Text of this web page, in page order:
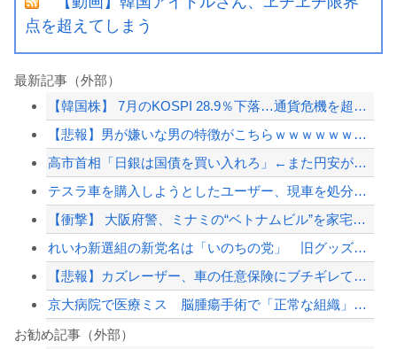
点を超えてしまう
最新記事（外部）
【韓国株】 7月のKOSPI 28.9％下落…通貨危機を超える過去最大の下げ幅
【悲報】男が嫌いな男の特徴がこちらｗｗｗｗｗｗｗｗｗｗ
高市首相「日銀は国債を買い入れろ」←また円安が進行するやん
テスラ車を購入しようとしたユーザー、現車を処分して代金を支払い、平日の納車日に予...
【衝撃】 大阪府警、ミナミの“ベトナムビル”を家宅捜索した結果・・・・・・
れいわ新選組の新党名は「いのちの党」 旧グッズ半額で販売 どうなる秘書給与疑惑
【悲報】カズレーザー、車の任意保険にブチギレてしまう！！！！！！
京大病院で医療ミス 脳腫瘍手術で「正常な組織」を誤って摘出…
お勧め記事（外部）